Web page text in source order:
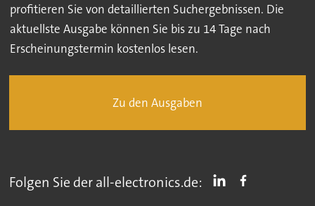
profitieren Sie von detaillierten Suchergebnissen. Die
aktuellste Ausgabe können Sie bis zu 14 Tage nach
Erscheinungstermin kostenlos lesen.
Zu den Ausgaben
Folgen Sie der all-electronics.de: